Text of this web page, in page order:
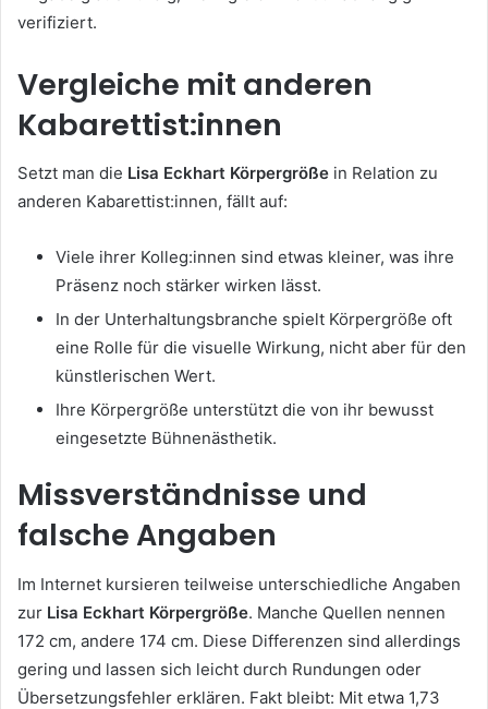
verifiziert.
Vergleiche mit anderen
Kabarettist:innen
Setzt man die Lisa Eckhart Körpergröße in Relation zu
anderen Kabarettist:innen, fällt auf:
Viele ihrer Kolleg:innen sind etwas kleiner, was ihre
Präsenz noch stärker wirken lässt.
In der Unterhaltungsbranche spielt Körpergröße oft
eine Rolle für die visuelle Wirkung, nicht aber für den
künstlerischen Wert.
Ihre Körpergröße unterstützt die von ihr bewusst
eingesetzte Bühnenästhetik.
Missverständnisse und
falsche Angaben
Im Internet kursieren teilweise unterschiedliche Angaben
zur Lisa Eckhart Körpergröße. Manche Quellen nennen
172 cm, andere 174 cm. Diese Differenzen sind allerdings
gering und lassen sich leicht durch Rundungen oder
Übersetzungsfehler erklären. Fakt bleibt: Mit etwa 1,73